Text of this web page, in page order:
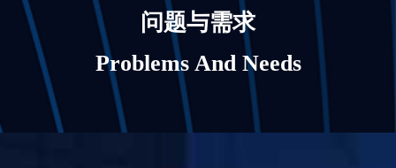
问题与需求
Problems And Needs